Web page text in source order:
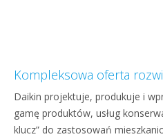
Kompleksowa oferta
Daikin projektuje, produkuje i
gamę produktów, usług
klucz” do zastosowań